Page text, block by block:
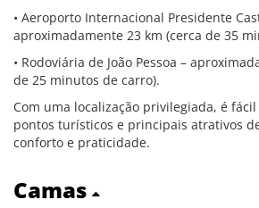
• Aeroporto Internacional Presidente
aproximadamente 23 km (cerca de 35
• Rodoviária de João Pessoa –
de 25 minutos de carro).
Com uma localização privilegiada, é
pontos turísticos e principais atrativos de
conforto e praticidade.
Camas